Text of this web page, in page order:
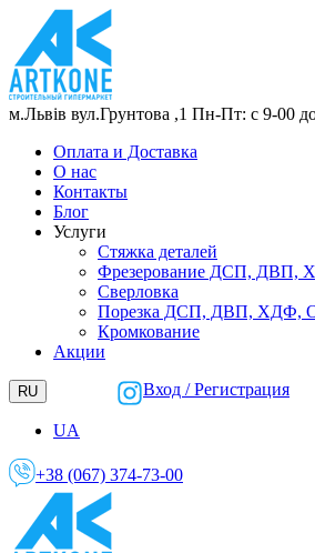
м.Львів вул.Грунтова ,1 Пн-Пт: с 9-00
Оплата и Доставка
О нас
Контакты
Блог
Услуги
Стяжка деталей
Фрезерование ДСП, ДВП,
Сверловка
Порезка ДСП, ДВП, ХДФ,
Кромкование
Акции
RU
UA
Вход / Регистрация
+38 (067) 374-73-00